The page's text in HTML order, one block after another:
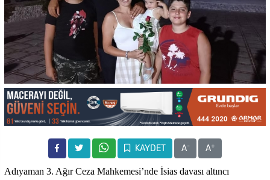
KAYDET A- A+
Adıyaman 3. Ağır Ceza Mahkemesi’nde İsias davası altıncı